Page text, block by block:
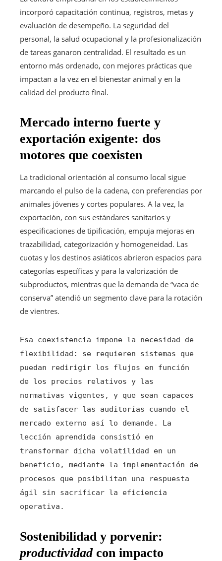
incorporó capacitación continua, registros, metas y
evaluación de desempeño. La seguridad del
personal, la salud ocupacional y la profesionalización
de tareas ganaron centralidad. El resultado es un
entorno más ordenado, con mejores prácticas que
impactan a la vez en el bienestar animal y en la
calidad del producto final.
Mercado interno fuerte y
exportación exigente: dos
motores que coexisten
La tradicional orientación al consumo local sigue
marcando el pulso de la cadena, con preferencias por
animales jóvenes y cortes populares. A la vez, la
exportación, con sus estándares sanitarios y
especificaciones de tipificación, empuja mejoras en
trazabilidad, categorización y homogeneidad. Las
cuotas y los destinos asiáticos abrieron espacios para
categorías específicas y para la valorización de
subproductos, mientras que la demanda de “vaca de
conserva” atendió un segmento clave para la rotación
de vientres.
Esa coexistencia impone la necesidad de
flexibilidad: se requieren sistemas que
puedan redirigir los flujos en función
de los precios relativos y las
normativas vigentes, y que sean capaces
de satisfacer las auditorías cuando el
mercado externo así lo demande. La
lección aprendida consistió en
transformar dicha volatilidad en un
beneficio, mediante la implementación de
procesos que posibilitan una respuesta
ágil sin sacrificar la eficiencia
operativa.
Sostenibilidady porvenir:
productividadcon impacto